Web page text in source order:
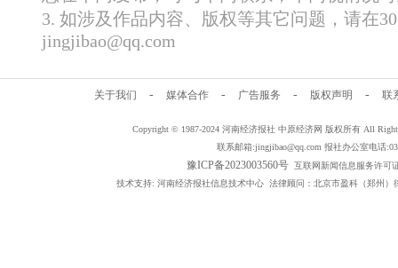
3. 如涉及作品内容、版权等其它问题，请在
jingjibao@qq.com
关于我们 - 媒体合作 - 广告服务 - 版权声明 - 联
Copyright © 1987-2024 河南经济报社 中原经济网 版权所有 All
联系邮箱:jingjibao@qq.com 报社办公室电话
豫ICP备2023003560号互联网新闻信息服务许可
技术支持: 河南经济报社信息技术中心 法律顾问：北京市盈科（郑州